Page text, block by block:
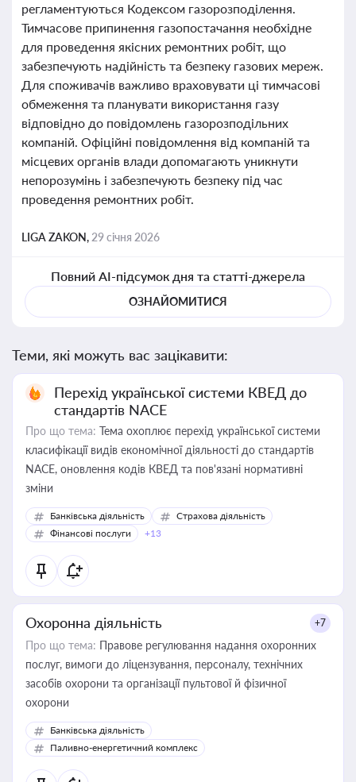
регламентуються Кодексом газорозподілення.
Тимчасове припинення газопостачання необхідне
для проведення якісних ремонтних робіт, що
забезпечують надійність та безпеку газових мереж.
Для споживачів важливо враховувати ці тимчасові
обмеження та планувати використання газу
відповідно до повідомлень газорозподільних
компаній. Офіційні повідомлення від компаній та
місцевих органів влади допомагають уникнути
непорозумінь і забезпечують безпеку під час
проведення ремонтних робіт.
LIGA ZAKON, 29 січня 2026
Повний AI-підсумок дня та статті-джерела
ОЗНАЙОМИТИСЯ
Теми, які можуть вас зацікавити:
Перехід української системи КВЕД до
стандартів NACE
Про що тема: Тема охоплює перехід української системи
класифікації видів економічної діяльності до стандартів
NACE, оновлення кодів КВЕД та пов'язані нормативні
зміни
Банківська діяльність
Страхова діяльність
Фінансові послуги
+13
Охоронна діяльність +7
Про що тема: Правове регулювання надання охоронних
послуг, вимоги до ліцензування, персоналу, технічних
засобів охорони та організації пультової й фізичної
охорони
Банківська діяльність
Паливно-енергетичний комплекс